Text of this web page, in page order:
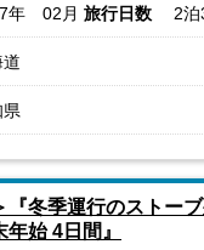
年 02月 旅行日数 2泊
『冬季運行のストー
始 4日間』